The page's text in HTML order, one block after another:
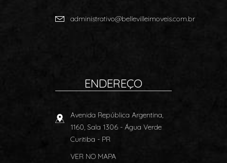
administrativo@bellevilleimoveis.com.br
ENDEREÇO
Avenida República Argentina,
1160, Sala 1306 - Água Verde
Curitiba - PR
VER NO MAPA